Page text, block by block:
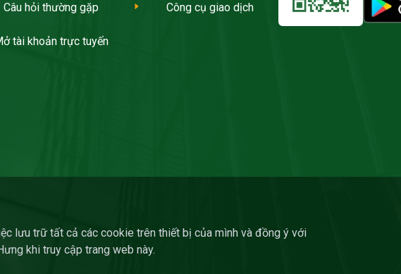
lưu trữ tất cả các cookie trên thiết bị của mình và đồng ý với
khi truy cập trang web này.
Câu hỏi thường gặp
tài khoản trực tuyến
Công cụ giao dịch